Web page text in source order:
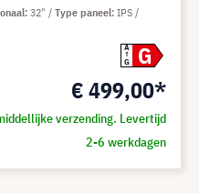
A
G
G
€ 499,00*
verzending. Levertijd
2-6 werkdagen
32" Type paneel IPS